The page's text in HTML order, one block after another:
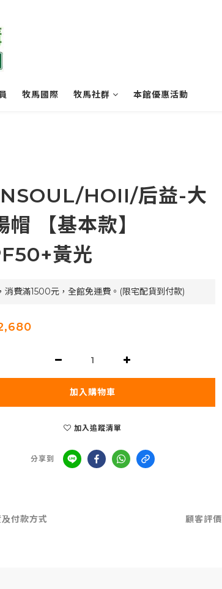
牧馬國際 牧馬社群 本館優惠活動
HOII/后益-大
帽 【基本款】
黃光
消費滿1500元，全館免運費。(限宅配貨到付款)
加入購物車
加入追蹤清單
分享到
付款方式 顧客評價